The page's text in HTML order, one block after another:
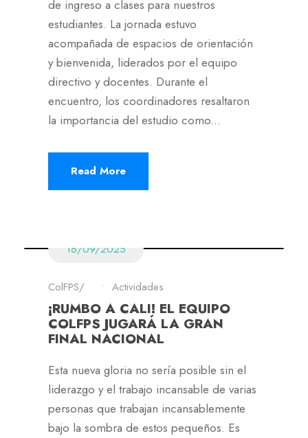
de ingreso a clases para nuestros
estudiantes. La jornada estuvo
acompañada de espacios de orientación
y bienvenida, liderados por el equipo
directivo y docentes. Durante el
encuentro, los coordinadores resaltaron
la importancia del estudio como...
Read More
16/09/2025
ColFPS • Actividades
¡RUMBO A CALI! EL EQUIPO
COLFPS JUGARÁ LA GRAN
FINAL NACIONAL
Esta nueva gloria no sería posible sin el
liderazgo y el trabajo incansable de varias
personas que trabajan incansablemente
bajo la sombra de estos pequeños. Es